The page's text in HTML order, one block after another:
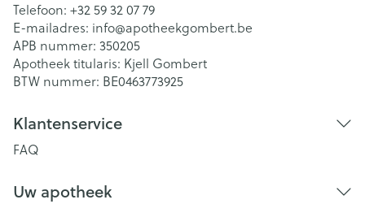
Telefoon: +32 59 32 07 79
E-mailadres: info@apotheekgombert.be
APB nummer: 350205
Apotheek titularis: Kjell Gombert
BTW nummer: BE0463773925
Klantenservice
FAQ
Uw apotheek